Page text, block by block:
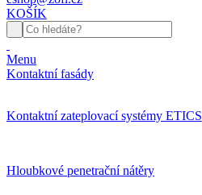
KOŠÍK
Menu
Kontaktní fasády
Kontaktní zateplovací systémy ETICS
Hloubkové penetrační nátěry